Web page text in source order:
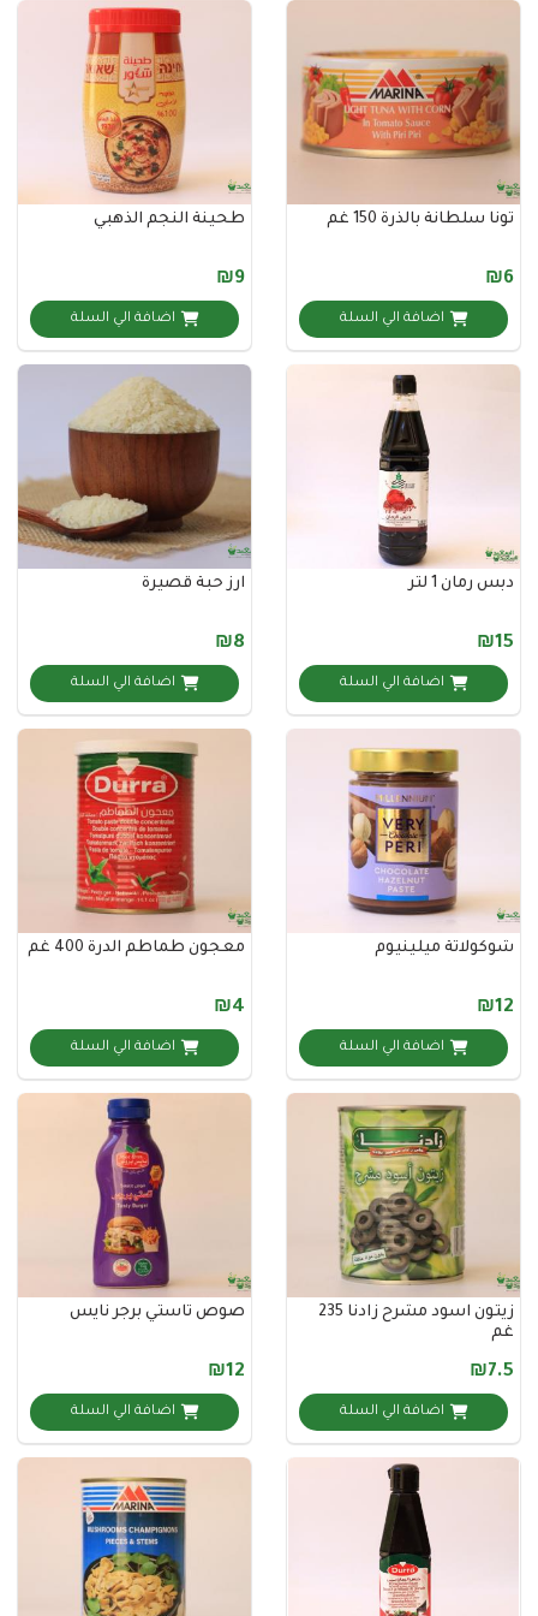
بالذرة 150 غم
اضافة الي السلة
طحينة النجم الذهبي
اضافة الي السلة
1 لتر
اضافة الي السلة
ارز حبة قصيرة
اضافة الي السلة
ميلينيوم
اضافة الي السلة
معجون طماطم الدرة 400 غم
اضافة الي السلة
زيتون اسود مشرح زادنا 235
اضافة الي السلة
صوص تاستي برجر نايس
اضافة الي السلة